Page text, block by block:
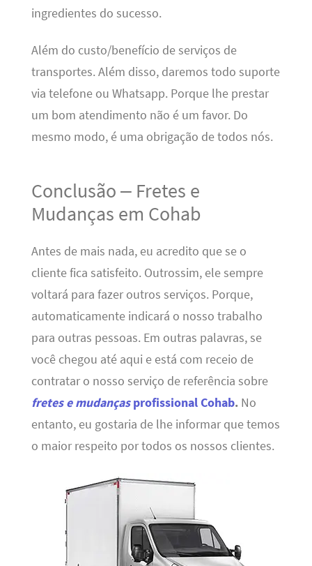
ingredientes do sucesso.
Além do custo/benefício de serviços de
transportes. Além disso, daremos todo suporte
via telefone ou Whatsapp. Porque lhe prestar
um bom atendimento não é um favor. Do
mesmo modo, é uma obrigação de todos nós.
Conclusão – Fretes e
Mudanças em Cohab
Antes de mais nada, eu acredito que se o
cliente fica satisfeito. Outrossim, ele sempre
voltará para fazer outros serviços. Porque,
automaticamente indicará o nosso trabalho
para outras pessoas. Em outras palavras, se
você chegou até aqui e está com receio de
contratar o nosso serviço de referência sobre
fretes e mudançasprofissional Cohab.No
entanto, eu gostaria de lhe informar que temos
o maior respeito por todos os nossos clientes.